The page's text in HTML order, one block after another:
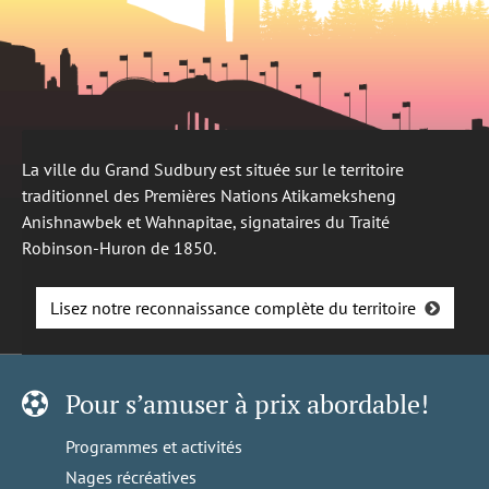
La ville du Grand Sudbury est située sur le territoire
traditionnel des Premières Nations Atikameksheng
Anishnawbek et Wahnapitae, signataires du Traité
Robinson-Huron de 1850.
Lisez notre reconnaissance complète du territoire
Pour s’amuser à prix abordable!
Programmes et activités
Nages récréatives